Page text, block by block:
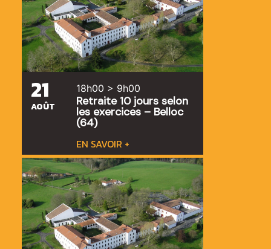
21
AOÛT
18h00 > 9h00
Retraite 10 jours selon
les exercices – Belloc
(64)
EN SAVOIR +